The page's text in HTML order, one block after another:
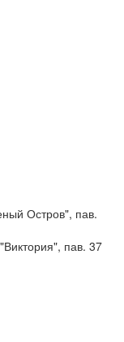
Остров", пав.
пав. 37